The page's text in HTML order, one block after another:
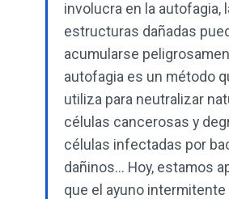
involucra en la autofagia,
estructuras dañadas
acumularse
autofagia es un método
utiliza para neutralizar
células cancerosas y
células infectadas por
dañinos... Hoy, estamos
que el ayuno